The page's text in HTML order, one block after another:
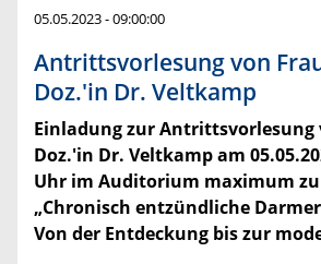
05.05.2023 - 09:00:00
Antrittsvorlesung von
Doz.'in Dr. Veltkamp
Einladung zur Antrittsvorlesung
Doz.'in Dr. Veltkamp am
Uhr im Auditorium maximum zu
„Chronisch entzündliche
Von der Entdeckung bis zur